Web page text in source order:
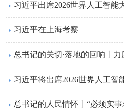
习近平出席2026世界人工智
习近平在上海考察
总书记的关切·落地的回响丨
习近平将出席2026世界人工
总书记的人民情怀丨“必须实